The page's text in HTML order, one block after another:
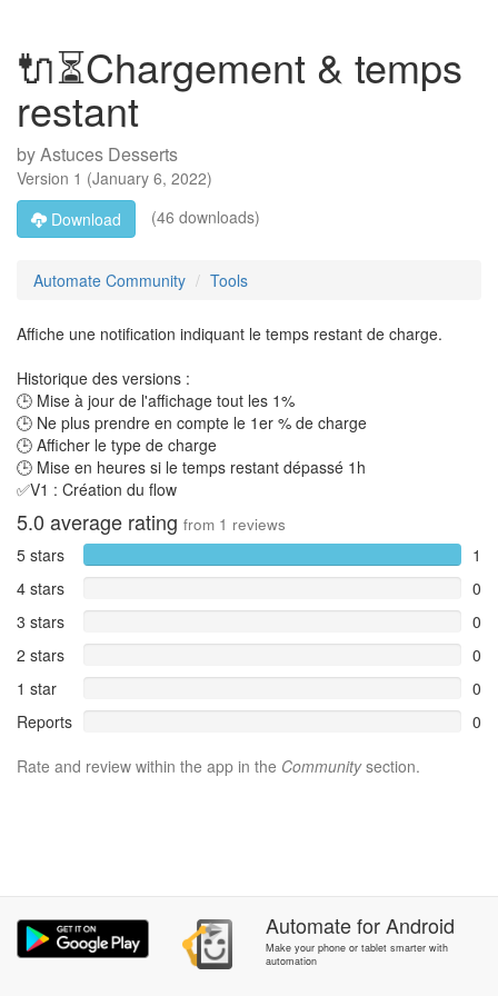
🔌⏳Chargement & temps
restant
byAstuces Desserts
Version 1 (January 6, 2022)
Download
(46 downloads)
Automate Community Tools
Affiche une notification indiquant le temps restant de charge.
Historique des versions :
🕒 Mise à jour de l'affichage tout les 1%
🕒 Ne plus prendre en compte le 1er % de charge
🕒 Afficher le type de charge
🕒 Mise en heures si le temps restant dépassé 1h
✅V1 : Création du flow
5.0 average rating from 1 reviews
5 stars
1
4 stars
0
3 stars
0
2 stars
0
1 star
0
Reports
0
Rate and review within the app in the Communitysection.
AutomateforAndroid
Make your phone or tablet smarter with
automation